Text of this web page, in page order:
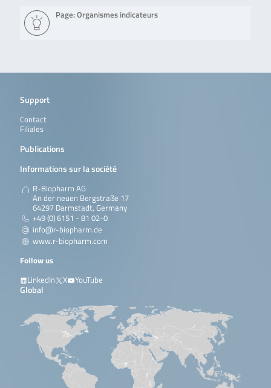
Page: Organismes indicateurs
Support
Contact
Filiales
Publications
Informations sur la société
R-Biopharm AG
An der neuen Bergstraße 17
64297 Darmstadt, Germany
+49 (0) 6151 - 81 02-0
info@r-biopharm.de
www.r-biopharm.com
Follow us
LinkedIn
X YouTube
Global